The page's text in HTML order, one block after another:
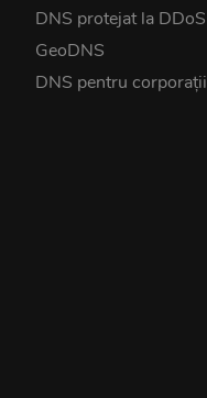
DNS protejat la DDoS
GeoDNS
DNS pentru corporații